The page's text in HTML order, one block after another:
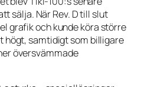
sälja. När Rev. D till slut
grafik och kunde köra större
högt, samtidigt som billigare
översvämmade